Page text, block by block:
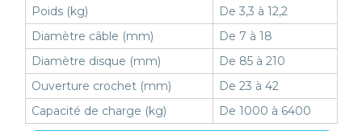
Poids (kg)
De 3,3 à 12,2
Diamètre câble (mm)
De 7 à 18
Diamètre disque (mm)
De 85 à 210
Ouverture crochet (mm)
De 23 à 42
Capacité de charge (kg)
De 1000 à 6400